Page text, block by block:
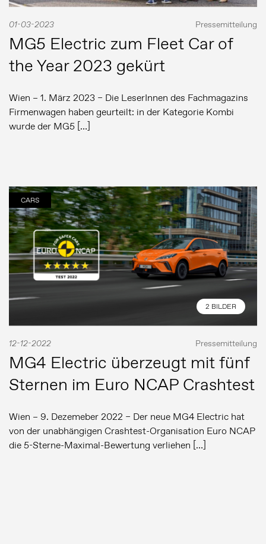
Pressemeldungen
Bildergalerie
01-03-2023 Pressemitteilung
MG5 Electric zum Fleet Car of
the Year 2023 gekürt
Wien – 1. März 2023 – Die LeserInnen des Fachmagazins
Firmenwagen haben geurteilt: in der Kategorie Kombi
wurde der MG5 […]
CARS
2 BILDER
12-12-2022 Pressemitteilung
MG4 Electric überzeugt mit fünf
Sternen im Euro NCAP Crashtest
Wien – 9. Dezemeber 2022 – Der neue MG4 Electric hat
von der unabhängigen Crashtest-Organisation Euro NCAP
die 5-Sterne-Maximal-Bewertung verliehen […]